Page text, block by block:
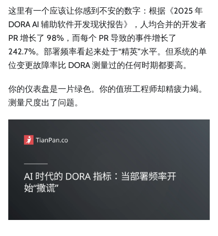
这里有一个应该让你感到不安的数字：根据《2025 年
DORA AI 辅助软件开发现状报告》，人均合并的开发者
PR 增长了 98%，而每个 PR 导致的事件增长了
242.7%。部署频率看起来处于“精英”水平。但系统的单
位变更故障率比 DORA 测量过的任何时期都要高。
你的仪表盘是一片绿色。你的值班工程师却精疲力竭。
测量尺度出了问题。